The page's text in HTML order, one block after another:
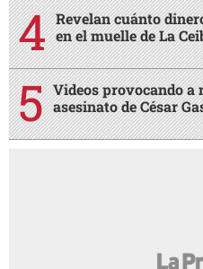
Revelan cuánto
en el muelle de La
Videos provocando a
asesinato de César